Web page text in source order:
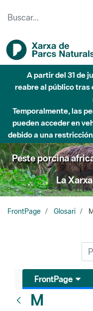
A partir del 31 de
reabre al público tras
Temporalmente, las
pueden acceder en
debido a una
Peste porcina
La
FrontPage Glosari M
FrontPage
M